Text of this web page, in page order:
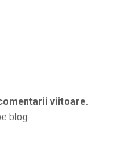
viitoare.
blog.